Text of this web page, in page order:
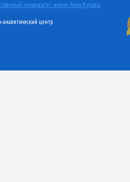
университет имени Янки Купалы
центр